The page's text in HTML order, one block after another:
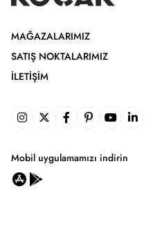
MAĞAZALARIMIZ
SATIŞ NOKTALARIMIZ
İLETIŞIM
Mobil uygulamamızı indirin